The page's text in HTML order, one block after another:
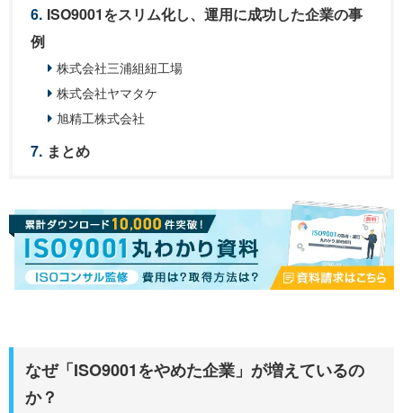
ISO9001をスリム化し、運用に成功した企業の事
例
株式会社三浦組紐工場
株式会社ヤマタケ
旭精工株式会社
まとめ
なぜ「ISO9001をやめた企業」が増えているの
か？